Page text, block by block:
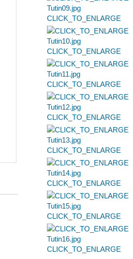
CLICK_TO_ENLARGE
CLICK_TO_ENLARGE
CLICK_TO_ENLARGE
CLICK_TO_ENLARGE
CLICK_TO_ENLARGE
CLICK_TO_ENLARGE
CLICK_TO_ENLARGE
CLICK_TO_ENLARGE